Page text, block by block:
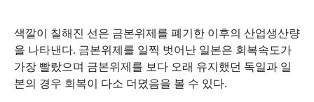
색깔이 칠해진 선은 금본위제를 폐기한 이후의 산업생산량
을 나타낸다. 금본위제를 일찍 벗어난 일본은 회복속도가
가장 빨랐으며 금본위제를 보다 오래 유지했던 독일과 일
본의 경우 회복이 다소 더뎠음을 볼 수 있다.